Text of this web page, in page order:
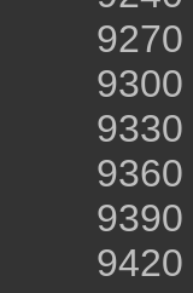
9270
9300
9330
9360
9390
9420